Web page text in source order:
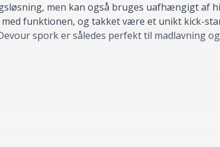
men kan også bruges uafhængigt af
funktionen, og takket være et unikt kick-
spork er således perfekt til madlavning